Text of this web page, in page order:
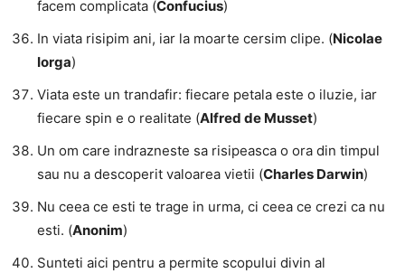
facem complicata (Confucius)
In viata risipim ani, iar la moarte cersim clipe. (Nicolae
Iorga)
Viata este un trandafir: fiecare petala este o iluzie, iar
fiecare spin e o realitate (Alfred de Musset)
Un om care indrazneste sa risipeasca o ora din timpul
sau nu a descoperit valoarea vietii (Charles Darwin)
Nu ceea ce esti te trage in urma, ci ceea ce crezi ca nu
esti. (Anonim)
Sunteti aici pentru a permite scopului divin al